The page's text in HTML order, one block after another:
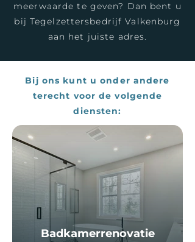
meerwaarde te geven? Dan bent u
bij Tegelzettersbedrijf Valkenburg
aan het juiste adres.
Bij ons kunt u onder andere
terecht voor de volgende
diensten:
Badkamerrenovatie